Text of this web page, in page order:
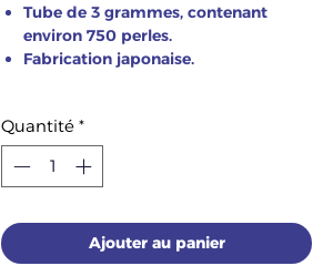
Tube de 3 grammes, contenant
environ 750 perles.
Fabrication japonaise.
Quantité *
Ajouter au panier